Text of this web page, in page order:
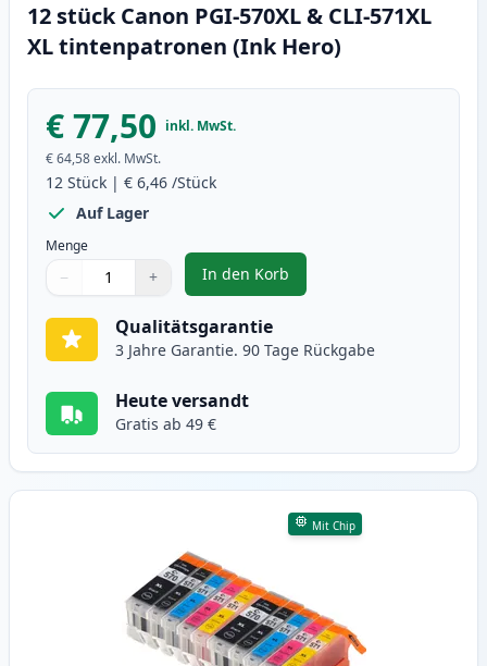
12 stück Canon PGI-570XL & CLI-571XL
XL tintenpatronen (Ink Hero)
€ 77,50 inkl. MwSt.
€ 64,58exkl. MwSt.
12 Stück | € 6,46 /Stück
Auf Lager
Menge
Verwenden Sie die Tasten, um anzupassen
− +
1
In den Korb
, 12 stück Canon PGI-570XL &
Qualitätsgarantie
3 Jahre Garantie. 90 Tage Rückgabe
Heute versandt
Gratis ab 49 €
Mit Chip